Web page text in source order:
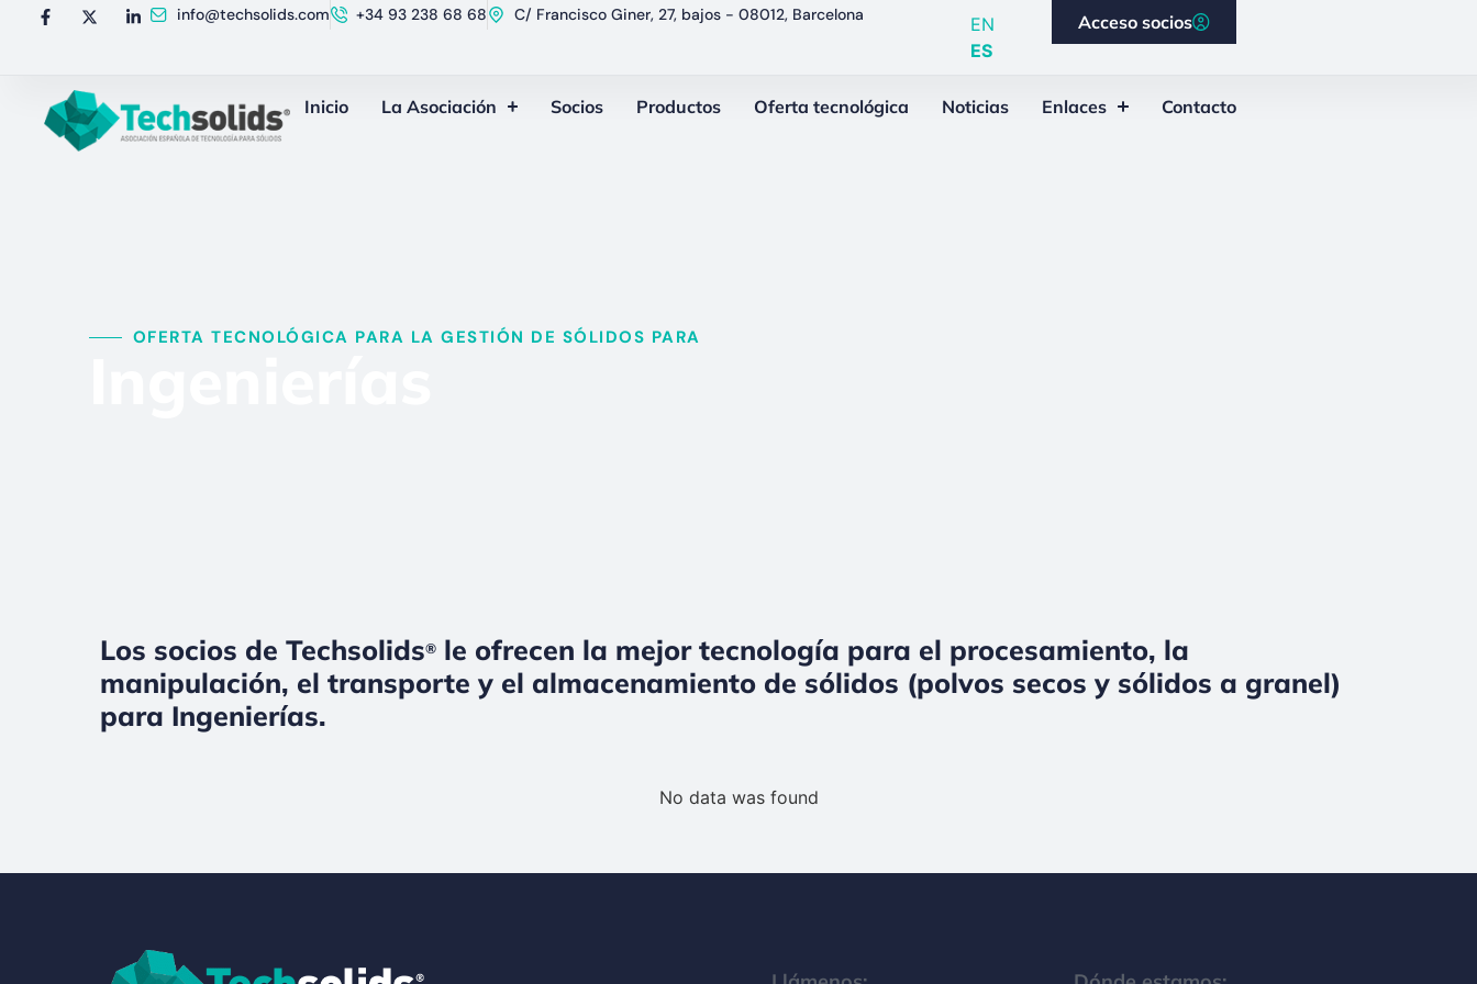
info@techsolids.com +34 93 238 68 68 C/ Francisco Giner, 27, bajos - 08012, Barcelona
EN
ES
Acceso socios
Inicio La Asociación Socios Productos Oferta tecnológica Noticias Enlaces Contacto
OFERTA TECNOLÓGICA PARA LA GESTIÓN DE SÓLIDOS PARA​
Los socios de Techsolids®le ofrecen la mejor tecnología para el procesamiento, la
manipulación, el transporte y el almacenamiento de sólidos (polvos secos y sólidos a granel)
para Ingenierías.
No data was found